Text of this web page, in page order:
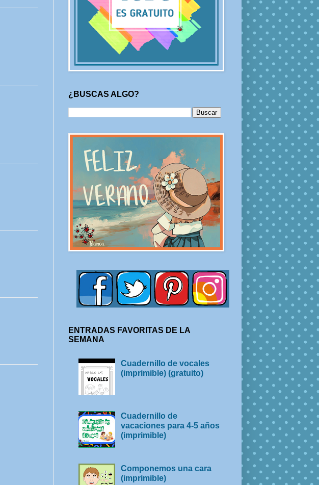
¿BUSCAS ALGO?
ENTRADAS FAVORITAS DE LA
SEMANA
Cuadernillo de vocales
(imprimible) (gratuito)
Cuadernillo de
vacaciones para 4-5 años
(imprimible)
Componemos una cara
(imprimible)